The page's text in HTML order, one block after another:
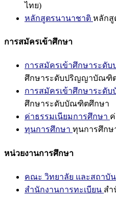
ไทย)
หลักสูตรนานาชาติ หลักสู
การสมัครเข้าศึกษา
การสมัครเข้าศึกษาระ
ศึกษาระดับปริญญาบัณฑิ
การสมัครเข้าศึกษาระดั
ศึกษาระดับบัณฑิตศึกษา
ค่าธรรมเนียมการศึกษา
ทุนการศึกษา ทุนการศึกษ
หน่วยงานการศึกษา
คณะ วิทยาลัย และสถาบัน
สำนักงานการทะเบียน สำ